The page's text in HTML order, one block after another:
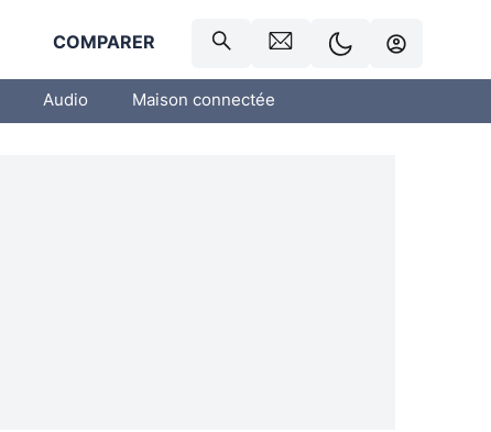
COMPARER
Audio Maison connectée